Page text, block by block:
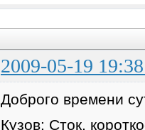
2009-05-19
Доброго времени
Кузов: Сток,